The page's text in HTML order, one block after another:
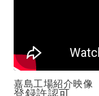
嘉島工場紹介映像
登録許認可